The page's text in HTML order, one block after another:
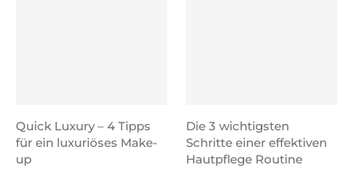
Quick Luxury – 4 Tipps
für ein luxuriöses Make-
up
Die 3 wichtigsten
Schritte einer effektiven
Hautpflege Routine